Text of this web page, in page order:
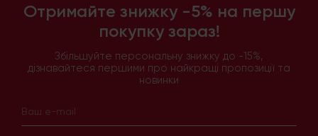
Отримайте знижку -5% на першу
покупку зараз!
Збільшуйте персональну знижку до -15%,
дізнавайтеся першими про найкращі пропозиції та
новинки